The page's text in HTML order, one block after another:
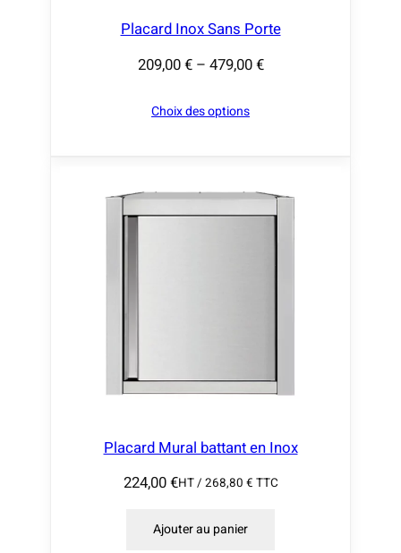
Placard Inox Sans Porte
209,00€– 479,00€
a
d
e
2
0
,
0
€
Choix des options
Placard Mural battant en Inox
224,00€HT / 268,80 € TTC
Ajouter au panier